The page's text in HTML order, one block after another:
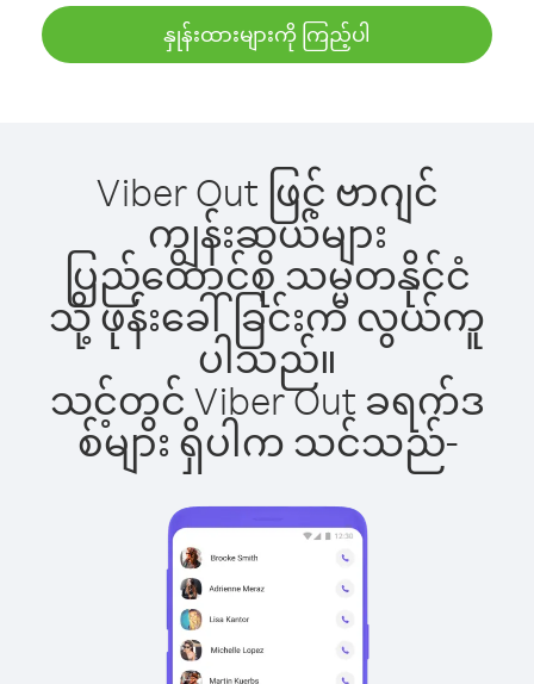
နှုန်းထားများကို ကြည့်ပါ
Viber Out ဖြင့် ဗာဂျင်
ကျွန်းဆွယ်များ
ပြည်ထောင်စု သမ္မတနိုင်ငံ
သို့ ဖုန်းခေါ်ခြင်းက လွယ်ကူ
ပါသည်။
သင့်တွင် Viber Out ခရက်ဒ
စ်များ ရှိပါက သင်သည်-